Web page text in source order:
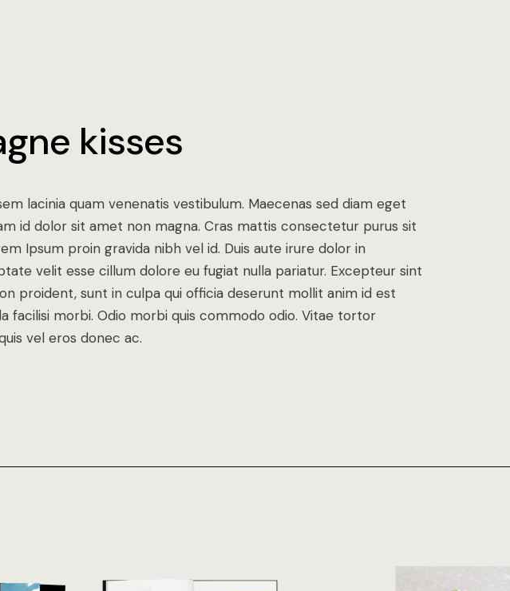
kisses
lacinia quam venenatis vestibulum. Maecenas sed diam eget
id dolor sit amet non magna. Cras mattis consectetur purus sit
Ipsum proin gravida nibh vel id. Duis aute irure dolor in
velit esse cillum dolore eu fugiat nulla pariatur. Excepteur sint
proident, sunt in culpa qui officia deserunt mollit anim id est
facilisi morbi. Odio morbi quis commodo odio. Vitae tortor
vel eros donec ac.